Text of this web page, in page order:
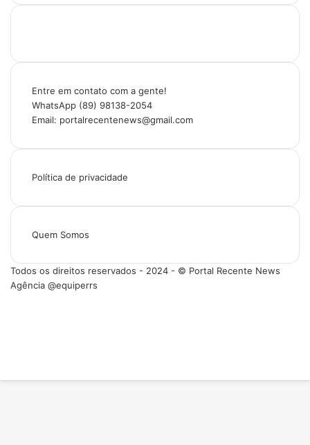
Entre em contato com a gente!
WhatsApp (89) 98138-2054
Email: portalrecentenews@gmail.com
Política de privacidade
Quem Somos
Todos os direitos reservados - 2024 - © Portal Recente News
Agência @equiperrs